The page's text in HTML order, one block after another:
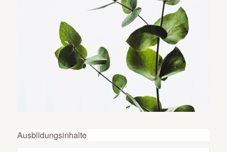
Ausbildungsinhalte